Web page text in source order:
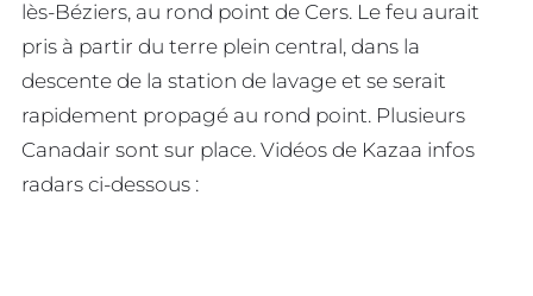
lès-Béziers, au rond point de Cers. Le feu aurait
pris à partir du terre plein central, dans la
descente de la station de lavage et se serait
rapidement propagé au rond point. Plusieurs
Canadair sont sur place. Vidéos de Kazaa infos
radars ci-dessous :